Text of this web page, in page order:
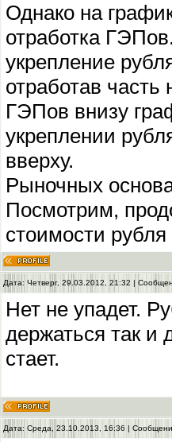
Однако на
отработка
укрепление
отработав
ГЭПов внизу
укреплении
вверху.
Рыночных
Посмотрим,
стоимости
Дата: Четверг, 29.03.2012, 21:32 |
Нет не упадет.
держаться так и
стает.
Дата: Среда, 23.10.2013, 16:36 |